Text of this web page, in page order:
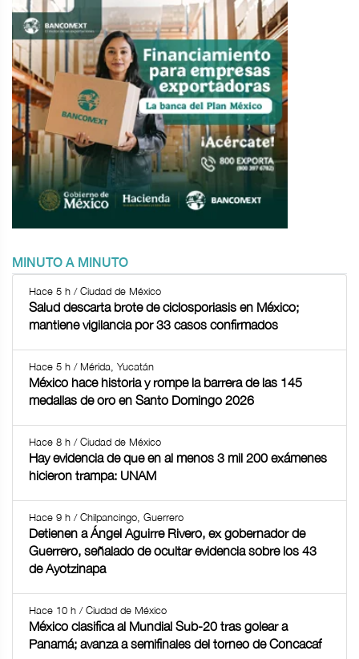
MINUTO A MINUTO
Hace 5 h / Ciudad de México
Salud descarta brote de ciclosporiasis en México;
mantiene vigilancia por 33 casos confirmados
Hace 5 h / Mérida, Yucatán
México hace historia y rompe la barrera de las 145
medallas de oro en Santo Domingo 2026
Hace 8 h / Ciudad de México
Hay evidencia de que en al menos 3 mil 200 exámenes
hicieron trampa: UNAM
Hace 9 h / Chilpancingo, Guerrero
Detienen a Ángel Aguirre Rivero, ex gobernador de
Guerrero, señalado de ocultar evidencia sobre los 43
de Ayotzinapa
Hace 10 h / Ciudad de México
México clasifica al Mundial Sub-20 tras golear a
Panamá; avanza a semifinales del torneo de Concacaf